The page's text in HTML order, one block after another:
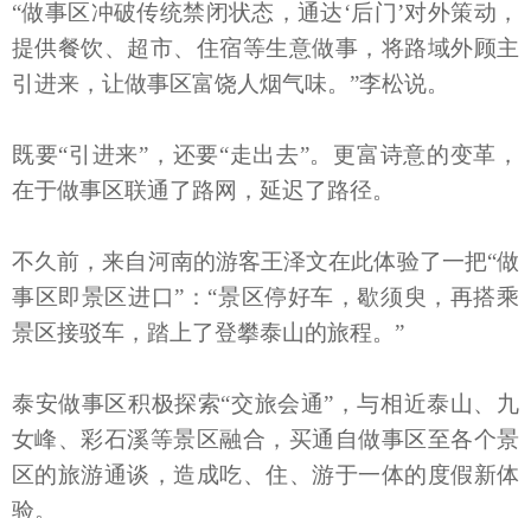
“做事区冲破传统禁闭状态，通达‘后门’对外策动，
提供餐饮、超市、住宿等生意做事，将路域外顾主
引进来，让做事区富饶人烟气味。”李松说。
既要“引进来”，还要“走出去”。更富诗意的变革，
在于做事区联通了路网，延迟了路径。
不久前，来自河南的游客王泽文在此体验了一把“做
事区即景区进口”：“景区停好车，歇须臾，再搭乘
景区接驳车，踏上了登攀泰山的旅程。”
泰安做事区积极探索“交旅会通”，与相近泰山、九
女峰、彩石溪等景区融合，买通自做事区至各个景
区的旅游通谈，造成吃、住、游于一体的度假新体
验。